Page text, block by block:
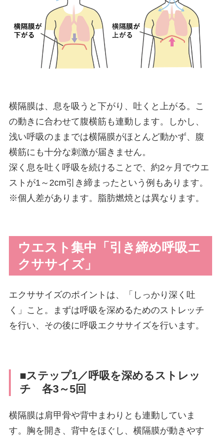
横隔膜は、息を吸うと下がり、吐くと上がる。こ
の動きに合わせて腹横筋も連動します。しかし、
浅い呼吸のままでは横隔膜がほとんど動かず、腹
横筋にも十分な刺激が届きません。
深く息を吐く呼吸を続けることで、約2ヶ月でウエ
ストが1～2cm引き締まったという例もあります。
※個人差があります。脂肪燃焼とは異なります。
ウエスト集中「引き締め呼吸エ
クササイズ」
エクササイズのポイントは、「しっかり深く吐
く」こと。まずは呼吸を深めるためのストレッチ
を行い、その後に呼吸エクササイズを行います。
■ステップ1／呼吸を深めるストレッ
チ 各3～5回
横隔膜は肩甲骨や背中まわりとも連動していま
す。胸を開き、背中をほぐし、横隔膜が動きやす